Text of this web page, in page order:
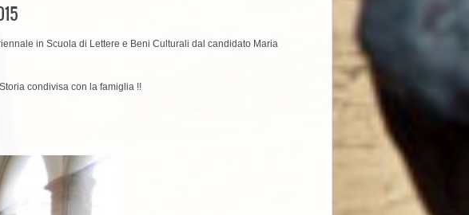
in Scuola di Lettere e Beni Culturali dal candidato Maria
condivisa con la famiglia !!